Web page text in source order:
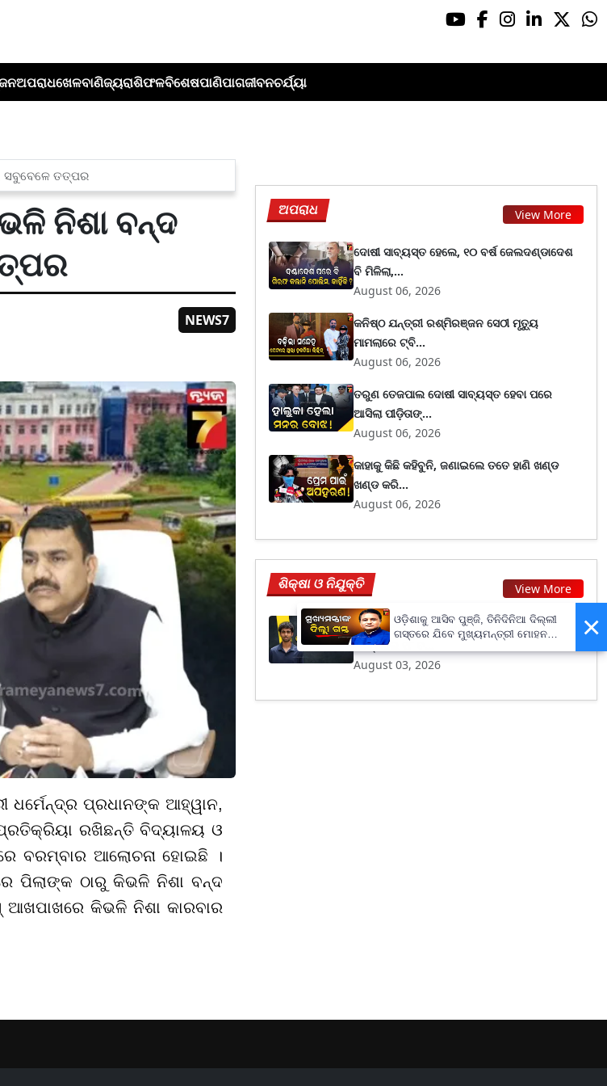
ଅପରାଧଖେଳବାଣିଜ୍ୟରାଶିଫଳବିଶେଷପାଣିପାଗଜୀବନଚର୍ଯ୍ୟା
ସବୁବେଳେ ତତ୍ପର
ନିଶା ବନ୍ଦ
NEWS7
ଧର୍ମେନ୍ଦ୍ର ପ୍ରଧାନଙ୍କ ଆହ୍ୱାନ,
ରଖିଛନ୍ତି ବିଦ୍ୟାଳୟ ଓ
ବରମ୍ବାର ଆଲୋଚନା ହୋଇଛି ।
ପିଲାଙ୍କ ଠାରୁ କିଭଳି ନିଶା ବନ୍ଦ
କିଭଳି ନିଶା କାରବାର
ଅପରାଧ View More
ଦୋଷୀ ସାବ୍ୟସ୍ତ ହେଲେ, ୧୦ ବର୍ଷ ଜେଲଦଣ୍ଡାଦେଶ
ବି ମିଳିଲା,...
August 06, 2026
କନିଷ୍ଠ ଯନ୍ତ୍ରୀ ରଶ୍ମିରଞ୍ଜନ ସେଠୀ ମୃତ୍ୟୁ
ମାମଲାରେ ଟ୍ବି...
August 06, 2026
ତରୁଣ ତେଜପାଲ ଦୋଷୀ ସାବ୍ୟସ୍ତ ହେବା ପରେ
ଆସିଲା ପୀଡ଼ିତାଙ୍...
August 06, 2026
କାହାକୁ କିଛି କହିବୁନି, ଜଣାଇଲେ ତତେ ହାଣି ଖଣ୍ଡ
ଖଣ୍ଡ କରି...
August 06, 2026
ଶିକ୍ଷା ଓ ନିଯୁକ୍ତି View More
Youngest Professor: ୩୦୬ ବର୍ଷର ରେକର୍ଡ
ଭାଙ୍ଗିଲେ ୧୮ ବ...
August 03, 2026
×
ଓଡ଼ିଶାକୁ ଆସିବ ପୁଞ୍ଜି, ତିନିଦିନିଆ ଦିଲ୍ଲୀ
ଗସ୍ତରେ ଯିବେ ମୁଖ୍ୟମନ୍ତ୍ରୀ ମୋହନ